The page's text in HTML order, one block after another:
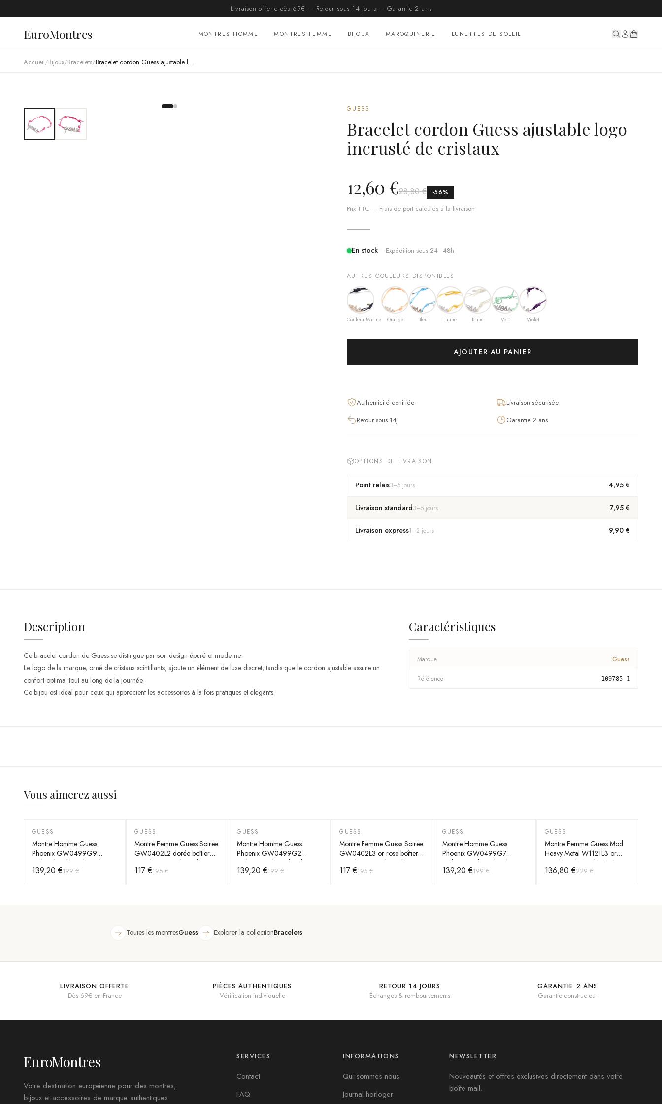
Livraison offerte dès 69€ — Retour sous 14 jours — Garantie 2 ans
EuroMontres MONTRES HOMME MONTRES FEMME BIJOUX MAROQUINERIE LUNETTES DE SOLEIL
Accueil/Bijoux/Bracelets/ Bracelet cordon Guess ajustable logo incrusté de cristaux
GUESS
Bracelet cordon Guess ajustable logo
incrusté de cristaux
12,60 €28,80 € -56%
Prix TTC — Frais de port calculés à la livraison
En stock— Expédition sous 24–48h
AUTRES COULEURS DISPONIBLES
Couleur Marine Orange Bleu Jaune Blanc Vert Violet
AJOUTER AU PANIER
Authenticité certifiée
Livraison sécurisée
Retour sous 14j
Garantie 2 ans
OPTIONS DE LIVRAISON
Point relais3–5 jours 4,95 €
Livraison standard3–5 jours 7,95 €
Livraison express1–2 jours 9,90 €
Description
Ce bracelet cordon de Guess se distingue par son design épuré et moderne.
Le logo de la marque, orné de cristaux scintillants, ajoute un élément de luxe discret, tandis que le cordon ajustable assure un
confort optimal tout au long de la journée.
Ce bijou est idéal pour ceux qui apprécient les accessoires à la fois pratiques et élégants.
Caractéristiques
Marque Guess
Référence 109785-1
Vous aimerez aussi
-30 %
GUESS
Montre Homme Guess
Phoenix GW0499G9
cadran bordeaux bracelet
silicone transparent
139,20 €199 €
-40 %
GUESS
Montre Femme Guess Soiree
GW0402L2 dorée boîtier
serti de cristaux bracelet
maille milanaise acier doré
117 €195 €
-30%
GUESS
Montre Homme Guess
Phoenix GW0499G2
cadran noir bracelet silicone
noir
139,20 €199 €
-40%
GUESS
Montre Femme Guess Soiree
GW0402L3 or rose boîtier
serti de cristaux bracelet
maille milanaise
117 €195 €
-30 %
GUESS
Montre Homme Guess
Phoenix GW0499G7
cadran noir bracelet silicone
noir
139,20 €199 €
-40 %
GUESS
Montre Femme Guess Mod
Heavy Metal W1121L3 or
rose bracelet maille chaîne
G-Link
136,80 €229 €
Toutes les montresGuess Explorer la collectionBracelets
LIVRAISON OFFERTE
Dès 69€ en France
PIÈCES AUTHENTIQUES
Vérification individuelle
RETOUR 14 JOURS
Échanges & remboursements
GARANTIE 2 ANS
Garantie constructeur
EuroMontres
Votre destination européenne pour des montres,
bijoux et accessoires de marque authentiques.
SERVICES
Contact
FAQ
INFORMATIONS
Qui sommes-nous
Journal horloger
NEWSLETTER
Nouveautés et offres exclusives directement dans votre
boîte mail.